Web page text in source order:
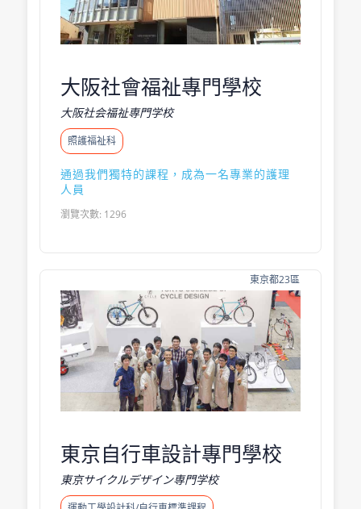
大阪社會福祉專門學校
大阪社会福祉専門学校
照護福祉科
通過我們獨特的課程，成為一名專業的護理
人員
瀏覽次數: 1296
東京自行車設計專門學校
東京サイクルデザイン専門学校
東京都23區